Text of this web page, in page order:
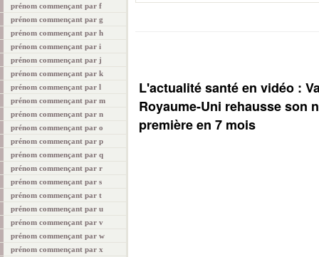
prénom commençant par f
prénom commençant par g
prénom commençant par h
prénom commençant par i
prénom commençant par j
prénom commençant par k
prénom commençant par l
prénom commençant par m
prénom commençant par n
prénom commençant par o
prénom commençant par p
prénom commençant par q
prénom commençant par r
prénom commençant par s
prénom commençant par t
prénom commençant par u
prénom commençant par v
prénom commençant par w
prénom commençant par x
L'actualité santé en vidéo :
Royaume-Uni rehausse son
première en 7 mois